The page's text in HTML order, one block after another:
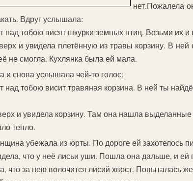
нет.Пожалела
Вдруг услышала:
над тобою висят шкурки земных птиц. Возьми их и
и увидела плетённую из травы корзину. В
не смогла. Кухлянка была ей мала.
и снова услышала чей-то голос:
над тобою висит травяная корзина. В ней ты
и увидела корзину. Там она нашла
тепло.
убежала из юрты. По дороге ей захотелось
что у неё лисьи уши. Пошла она дальше, и ей
что за нею волочится лисий хвост. Попыталась